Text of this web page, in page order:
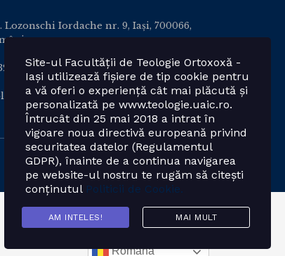
Lozonschi Iordache nr. 9, Iaşi, 700066,
201328; 0232 201102 int. 2424, 2423, 2425
Română
Site-ul Facultății de Teologie Ortoxoxă -
Iași utilizează fișiere de tip cookie pentru
a vă oferi o experiență cât mai plăcută și
personalizată pe www.teologie.uaic.ro.
Întrucât din 25 mai 2018 a intrat în
vigoare noua directivă europeană privind
securitatea datelor (Regulamentul
GDPR), înainte de a continua navigarea
pe website-ul nostru te rugăm să citești
conținutul Politicii de Cookie.
AM INTELES! MAI MULT